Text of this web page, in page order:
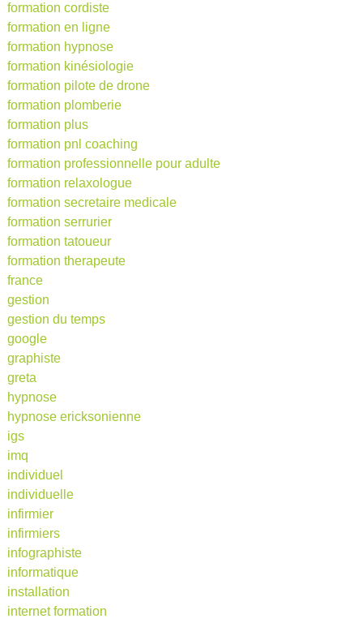
formation cordiste
formation en ligne
formation hypnose
formation kinésiologie
formation pilote de drone
formation plomberie
formation plus
formation pnl coaching
formation professionnelle pour adulte
formation relaxologue
formation secretaire medicale
formation serrurier
formation tatoueur
formation therapeute
france
gestion
gestion du temps
google
graphiste
greta
hypnose
hypnose ericksonienne
igs
imq
individuel
individuelle
infirmier
infirmiers
infographiste
informatique
installation
internet formation